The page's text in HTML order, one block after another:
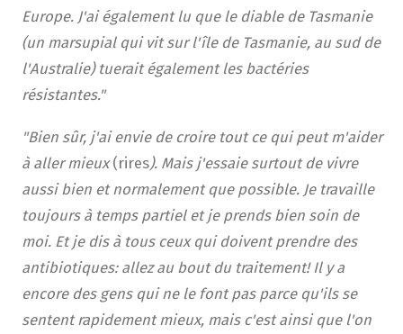
Europe. J'ai également lu que le diable de Tasmanie
(un marsupial qui vit sur l'île de Tasmanie, au sud de
l'Australie) tuerait également les bactéries
résistantes."
"Bien sûr, j'ai envie de croire tout ce qui peut m'aider
à aller mieux(rires). Mais j'essaie surtout de vivre
aussi bien et normalement que possible. Je travaille
toujours à temps partiel et je prends bien soin de
moi. Et je dis à tous ceux qui doivent prendre des
antibiotiques: allez au bout du traitement! Il y a
encore des gens qui ne le font pas parce qu'ils se
sentent rapidement mieux, mais c'est ainsi que l'on